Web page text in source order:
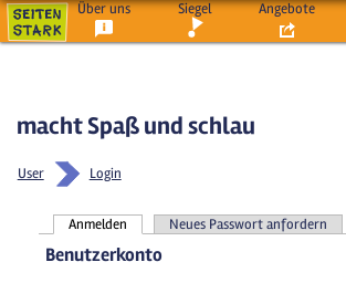
Über uns Siegel Angebote
macht Spaß und schlau
User Login
Haupt-Reiter
Anmelden Neues Passwort anfordern
Benutzerkonto